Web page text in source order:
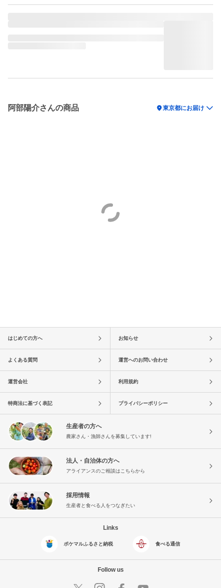
阿部陽介さんの商品 location_on東京都にお届け
はじめての方へ お知らせ
よくある質問 運営へのお問い合わせ
運営会社 利用規約
特商法に基づく表記 プライバシーポリシー
生産者の方へ
農家さん・漁師さんを募集しています!
法人・自治体の方へ
アライアンスのご相談はこちらから
採用情報
生産者と食べる人をつなぎたい
Links
ポケマルふるさと納税 食べる通信
Follow us